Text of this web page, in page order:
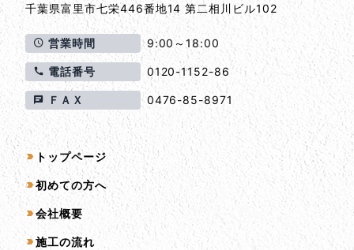
千葉県富里市七栄446番地14 第二相川ビル102
営業時間 9:00～18:00
電話番号 0120-1152-86
ＦＡＸ 0476-85-8971
サイトマップ
トップページ
初めての方へ
会社概要
施工の流れ